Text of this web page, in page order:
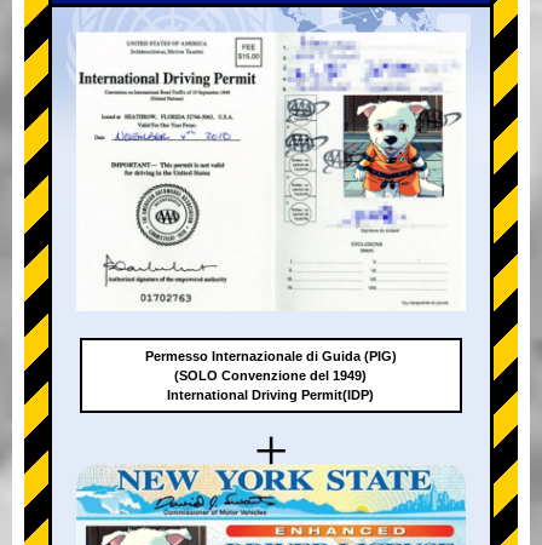
+
Permesso Internazionale di Guida (PIG)
(SOLO Convenzione del 1949)
International Driving Permit(IDP)